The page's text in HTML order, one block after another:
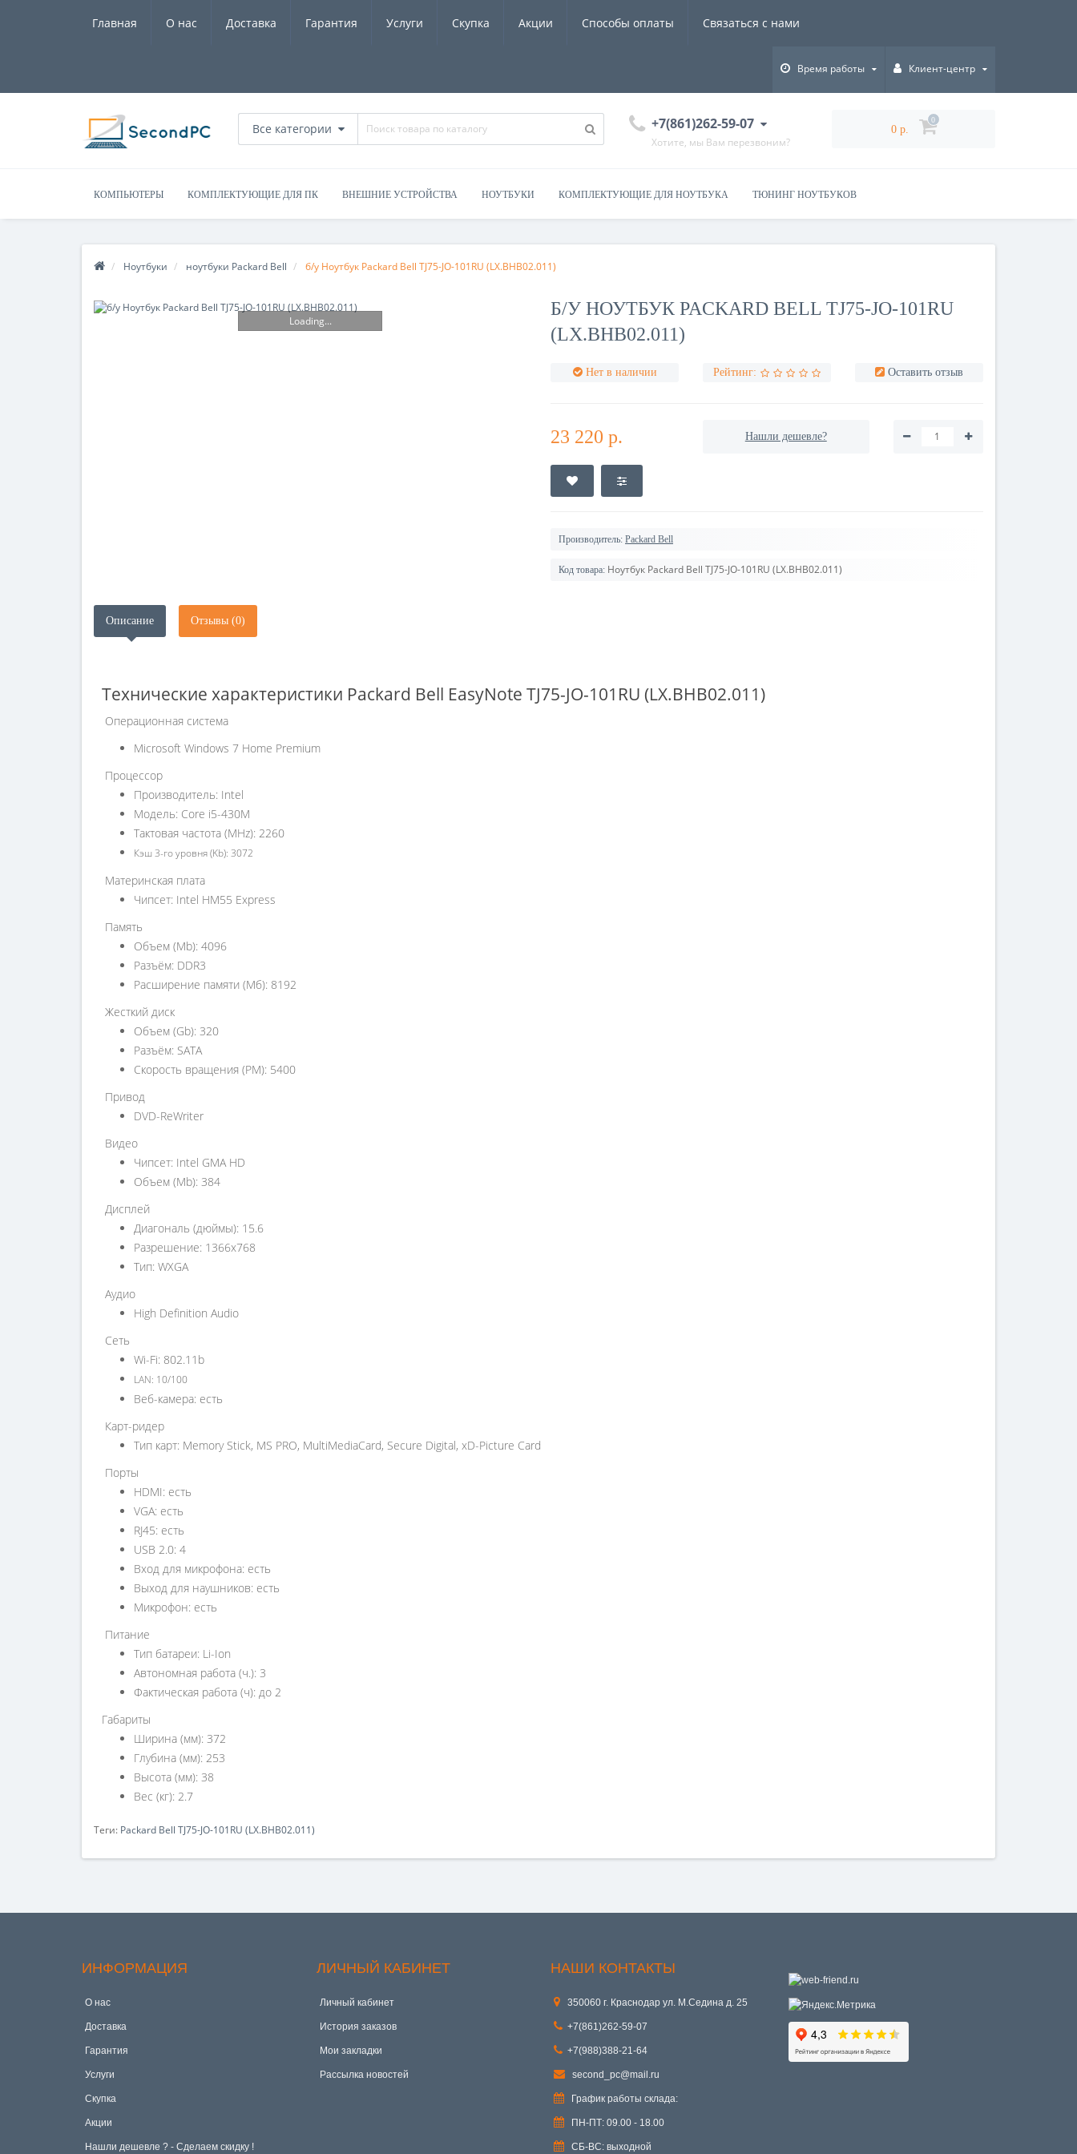
Главная О нас Доставка Гарантия Услуги Скупка Акции Способы оплаты Связаться с нами
Время работы Клиент-центр
Все категории +7(861)262-59-07
Хотите, мы Вам перезвоним?
0 р.
0
КОМПЬЮТЕРЫ КОМПЛЕКТУЮЩИЕ ДЛЯ ПК ВНЕШНИЕ УСТРОЙСТВА НОУТБУКИ КОМПЛЕКТУЮЩИЕ ДЛЯ НОУТБУКА ТЮНИНГ НОУТБУКОВ
Ноутбуки ноутбуки Packard Bell б/у Ноутбук Packard Bell TJ75-JO-101RU (LX.BHB02.011)
Loading...
Б/У НОУТБУК PACKARD BELL TJ75-JO-101RU
(LX.BHB02.011)
Нет в наличии Рейтинг: Оставить отзыв
23 220 р. Нашли дешевле?
Производитель: Packard Bell
Код товара: Ноутбук Packard Bell TJ75-JO-101RU (LX.BHB02.011)
Описание Отзывы (0)
Технические характеристики Packard Bell EasyNote TJ75-JO-101RU (LX.BHB02.011)
Операционная система
Microsoft Windows 7 Home Premium
Процессор
Производитель: Intel
Модель: Core i5-430M
Тактовая частота (MHz): 2260
Кэш 3-го уровня (Kb): 3072
Материнская плата
Чипсет: Intel HM55 Express
Память
Объем (Mb): 4096
Разъём: DDR3
Расширение памяти (Мб): 8192
Жесткий диск
Объем (Gb): 320
Разъём: SATA
Скорость вращения (PM): 5400
Привод
DVD-ReWriter
Видео
Чипсет: Intel GMA HD
Объем (Mb): 384
Дисплей
Диагональ (дюймы): 15.6
Разрешение: 1366x768
Тип: WXGA
Аудио
High Definition Audio
Сеть
Wi-Fi: 802.11b
LAN: 10/100
Веб-камера: есть
Карт-ридер
Тип карт: Memory Stick, MS PRO, MultiMediaCard, Secure Digital, xD-Picture Card
Порты
HDMI: есть
VGA: есть
RJ45: есть
USB 2.0: 4
Вход для микрофона: есть
Выход для наушников: есть
Микрофон: есть
Питание
Тип батареи: Li-Ion
Автономная работа (ч.): 3
Фактическая работа (ч): до 2
Габариты
Ширина (мм): 372
Глубина (мм): 253
Высота (мм): 38
Вес (кг): 2.7
Теги: Packard Bell TJ75-JO-101RU (LX.BHB02.011)
ИНФОРМАЦИЯ
О нас
Доставка
Гарантия
Услуги
Скупка
Акции
Hашли дешевле ? - Сделаем скидку !
ЛИЧНЫЙ КАБИНЕТ
Личный кабинет
История заказов
Мои закладки
Рассылка новостей
НАШИ КОНТАКТЫ
350060 г. Краснодар ул. М.Седина д. 25
+7(861)262-59-07
+7(988)388-21-64
second_pc@mail.ru
График работы склада:
ПН-ПТ: 09.00 - 18.00
СБ-ВС: выходной